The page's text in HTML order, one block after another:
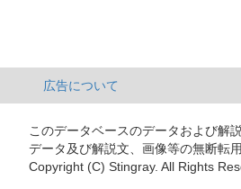
広告について
このデータベースのデータおよび解
データ及び解説文、画像等の無断転
Copyright (C) Stingray. All Rights